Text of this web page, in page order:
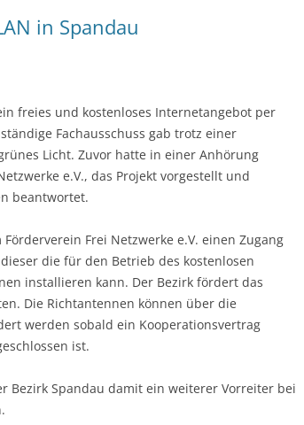
in Spandau
freies und kostenloses Internetangebot per
Fachausschuss gab trotz einer
Licht. Zuvor hatte in einer Anhörung
e.V., das Projekt vorgestellt und
beantwortet.
Frei Netzwerke e.V. einen Zugang
die für den Betrieb des kostenlosen
installieren kann. Der Bezirk fördert das
Die Richtantennen können über die
werden sobald ein Kooperationsvertrag
ist.
Bezirk Spandau damit ein weiterer Vorreiter bei